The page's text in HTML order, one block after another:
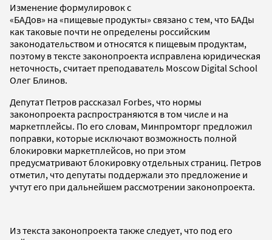
Изменение формулировок с
«БАДов» на «пищевые продукты» связано с тем, что БАДы
как таковые почти не определены российским
законодательством и относятся к пищевым продуктам,
поэтому в тексте законопроекта исправлена юридическая
неточность, считает преподаватель Moscow Digital School
Олег Блинов.
Депутат Петров рассказал Forbes, что нормы
законопроекта распространяются в том числе и на
маркетплейсы. По его словам, Минпромторг предложил
поправки, которые исключают возможность полной
блокировки маркетплейсов, но при этом
предусматривают блокировку отдельных страниц. Петров
отметил, что депутаты поддержали это предложение и
учтут его при дальнейшем рассмотрении законопроекта.
Из текста законопроекта также следует, что под его